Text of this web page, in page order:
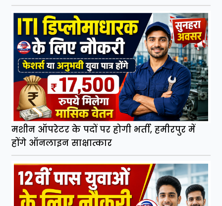
मशीन ऑपरेटर के पदों पर होगी भर्ती, हमीरपुर में
होंगे ऑनलाइन साक्षात्कार